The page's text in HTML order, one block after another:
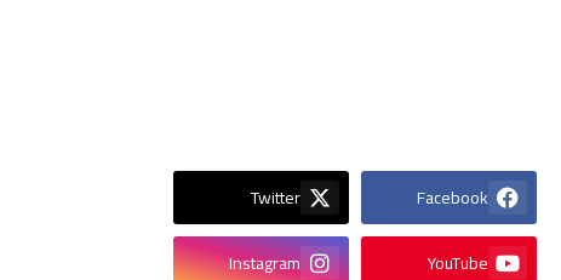
Facebook
Twitter
YouTube
Instagram